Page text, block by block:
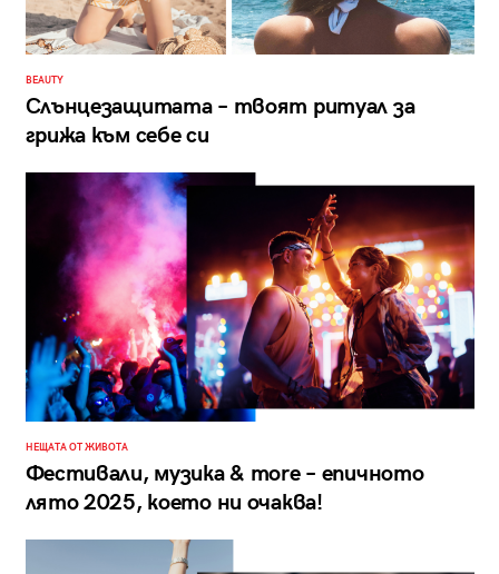
BEAUTY
Слънцезащитата – твоят ритуал за
грижа към себе си
НЕЩАТА ОТ ЖИВОТА
Фестивали, музика & more – епичното
лято 2025, което ни очаква!